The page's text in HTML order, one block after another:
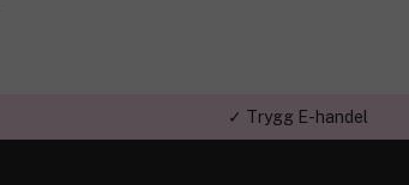
✓ Trygg E-handel